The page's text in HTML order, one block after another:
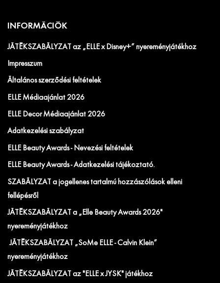
INFORMÁCIÓK
JÁTÉKSZABÁLYZAT az „ELLE x Disney+” nyereményjátékhoz
Impresszum
Általános szerződési feltételek
ELLE Médiaajánlat 2026
ELLE Decor Médiaajánlat 2026
Adatkezelési szabályzat
ELLE Beauty Awards - Nevezési feltételek
ELLE Beauty Awards - Adatkezelési tájékoztató.
SZABÁLYZAT a jogellenes tartalmú hozzászólások elleni
fellépésről
JÁTÉKSZABÁLYZAT a „Elle Beauty Awards 2026"
nyereményjátékhoz
JÁTÉKSZABÁLYZAT „SoMe ELLE - Calvin Klein”
nyereményjátékhoz
JÁTÉKSZABÁLYZAT az "ELLE x JYSK" játékhoz